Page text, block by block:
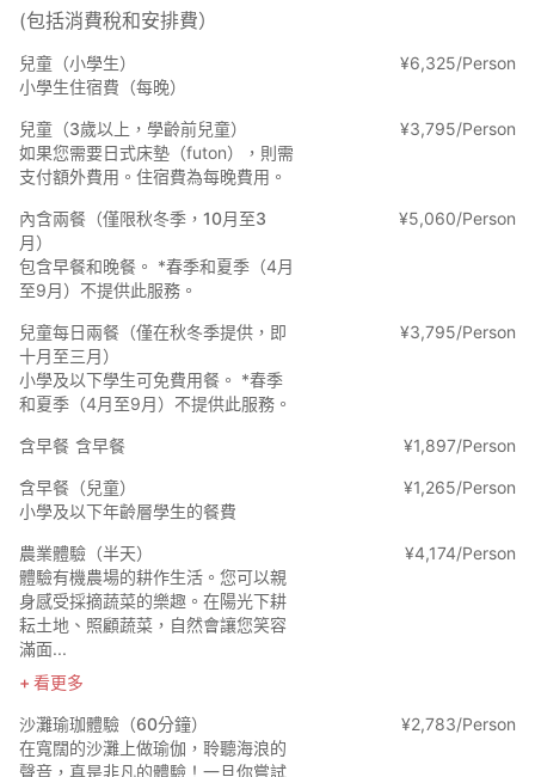
“我不想每天為了工作而匆匆忙忙地吃飯…”
從那時起，我決定​​將我的生活方式從「吃飯是為了工作」轉變為
「工作是為了吃飯」。
從新冠疫情爆發前幾年，我們從埼玉縣川口市搬到大網白里市，到
2023年春天，我們終於開了夢想中的農舍。
從踏進大門的那一刻起，我們兩個就愛上了這棟房子。
這棟日式房屋已有22年歷史，我們希望您能感受到它散發出的氛圍
●關於住宿
- 衛浴（室內1間，室外1間）
- 浴室（浴室1間）
- 這是一間農家樂，房東與房東同住。
- 共有兩間臥室。可容納家庭入住，最多可容納10人，非常適合大
型團體入住。
●關於餐飲
此方案不含餐飲。如有需要，請選擇此選項。早餐將提供以有機蔬
遊景點，許多餐廳關門較早，請提前確認。
每輛車1,000日元，現場現金支付。
(包括消費稅和安排費）
兒童（小學生）
小學生住宿費（每晚）
¥6,325/Person
兒童（3歲以上，學齡前兒童）
如果您需要日式床墊（futon），則需
支付額外費用。住宿費為每晚費用。
¥3,795/Person
內含兩餐（僅限秋冬季，10月至3
月）
包含早餐和晚餐。 *春季和夏季（4月
至9月）不提供此服務。
¥5,060/Person
兒童每日兩餐（僅在秋冬季提供，即
十月至三月）
小學及以下學生可免費用餐。 *春季
和夏季（4月至9月）不提供此服務。
¥3,795/Person
含早餐 含早餐 ¥1,897/Person
含早餐（兒童）
小學及以下年齡層學生的餐費
¥1,265/Person
農業體驗（半天）
體驗有機農場的耕作生活。您可以親
身感受採摘蔬菜的樂趣。在陽光下耕
耘土地、照顧蔬菜，自然會讓您笑容
滿面...
看更多
¥4,174/Person
沙灘瑜珈體驗（60分鐘）
在寬闊的沙灘上做瑜伽，聆聽海浪的
聲音，真是非凡的體驗！一旦你嘗試
¥2,783/Person